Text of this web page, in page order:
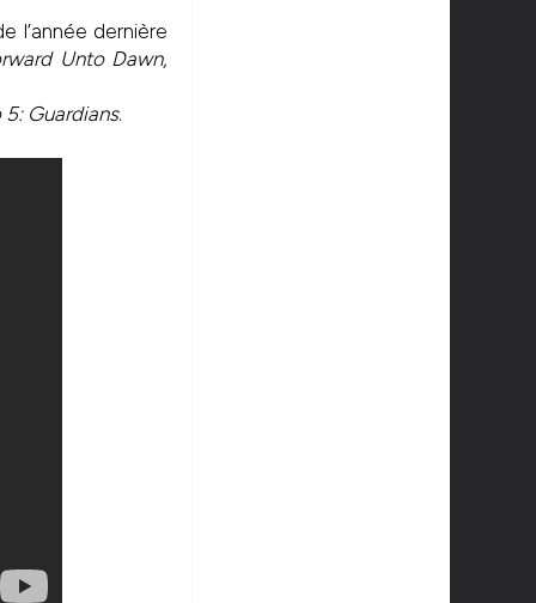
l’année dernière
Unto Dawn,
Guardians.